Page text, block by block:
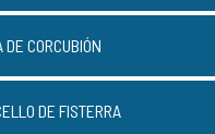
CORCUBIÓN
DE FISTERRA